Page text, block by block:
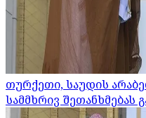
თურქეთი, საუდის
სამმხრივ შეთანხმებას